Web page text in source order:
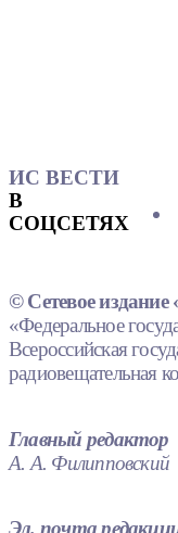
ИС ВЕСТИ
В
СОЦСЕТЯХ
© Сетевое издание
«Федеральное
Всероссийская
радиовещательная
Главный редактор
А. А. Филипповский
Эл. почта